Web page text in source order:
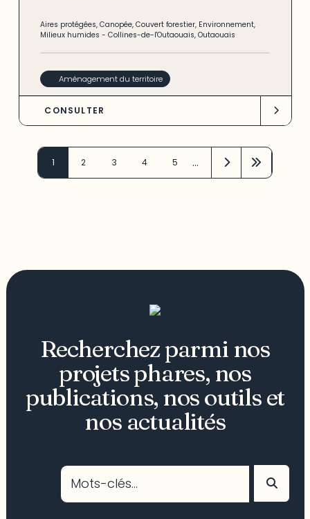
Aires protégées,Canopée,Couvert forestier, Environnement,
Milieux humides -Collines-de-l'Outaouais,Outaouais
Aménagement du territoire
CONSULTER
1 2 3 4 5 …
Recherchez parmi nos
projets phares, nos
publications, nos outils et
nos actualités